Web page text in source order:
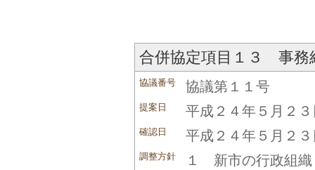
合併協定項目１３ 事務
協議番号 協議第１１号
提案日 平成２４年５月２３
確認日 平成２４年５月２３
調整方針
１ 新市の行政組織